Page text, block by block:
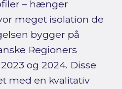
– hænger
meget isolation de
bygger på
Regioners
og 2024. Disse
med en kvalitativ